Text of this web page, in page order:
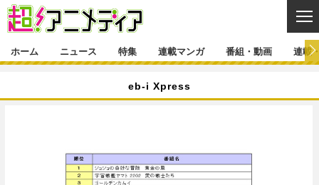
映画 音楽
インタビュー レポート
連載マンガ一覧 連載一覧
ホーム ニュース 特集 連載マンガ 番組・動画 連載
eb-i Xpress